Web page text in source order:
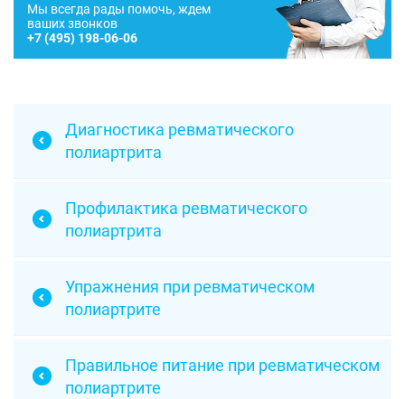
Мы всегда рады помочь, ждем
ваших звонков
+7(495) 198-06-06
Диагностика ревматического
полиартрита
Профилактика ревматического
полиартрита
Упражнения при ревматическом
полиартрите
Правильное питание при ревматическом
полиартрите